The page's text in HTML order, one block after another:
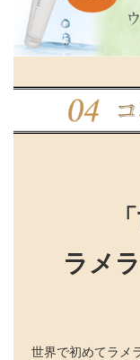
ラメ
世界で初めてラメ